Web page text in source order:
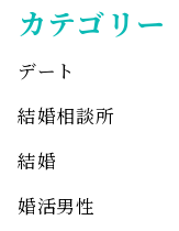
カテゴリー
デート
結婚相談所
結婚
婚活男性